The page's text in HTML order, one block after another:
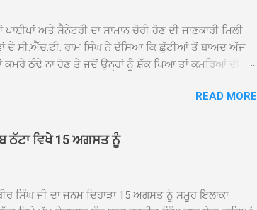
ਅਤੇ ਸੈਨੇਟਰੀ ਦਾ ਸਾਮਾਨ ਚੋਰੀ ਹੋਣ ਦੀ ਜਾਣਕਾਰੀ ਮਿਲੀ
ਦੇ ਸੀ.ਐੱਚ.ਟੀ. ਰਾਮ ਸਿੰਘ ਨੇ ਦੱਸਿਆ ਕਿ ਛੁੱਟੀਆਂ ਤੋਂ ਬਾਅਦ ਅੱਜ
ਕਮਰੇ ਠੰਢੇ ਨਾ ਹੋਣ ਤੇ ਜਦੋਂ ਉਨ੍ਹਾਂ ਨੂੰ ਸ਼ੱਕ ਪਿਆ ਤਾਂ ਕਮਰਿਆਂ ਦੀਆਂ
ਮਾਰਦੇ ਸਨ ਅਤੇ 20 ਜੂਨ ਤੱਕ ਸਭ ਠੀਕ ਸੀ। ਚੋਰੀ ਦੀ ਘਟਨਾ
ਮੈਂਬਰਾਂ ਅੰਜੂ ਬਾਲਾ, ਹਰਜੀਤ ਕੌਰ, ਕਮਲਪ੍ਰੀਤ ਕੌਰ ਅਤੇ ਹਰਵਿੰਦਰ
ਲਾਉਣ ਦੀ ਸੇਵਾ ਸੀ.ਐੱਚ.ਟੀ. ਰਾਮ ਸਿੰਘ ਵੱਲੋਂ ਕੀਤੀ ਗਈ ਸੀ
ਏਸੀ ਚੋਰੀ ਹੋਣ ਨਾਲ ਬੱਚਿਆਂ ਦੇ ਮਾਪਿਆਂ ਵਿੱਚ ਭਾਰੀ ਰੋਸ ਹੈ ਅਤੇ
READ MORE
ਠੱਟਾ ਵਿਖੇ 15 ਅਗਸਤ ਨੂੰ
ਸਿੰਘ ਜੀ ਦਾ ਜਨਮ ਦਿਹਾੜਾ 15 ਅਗਸਤ ਨੂੰ ਸਮੂਹ ਇਲਾਕਾ